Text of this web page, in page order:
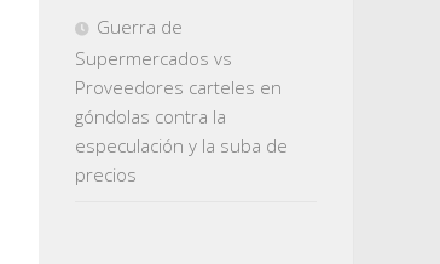
Guerra de
Supermercados vs
Proveedores carteles en
góndolas contra la
especulación y la suba de
precios